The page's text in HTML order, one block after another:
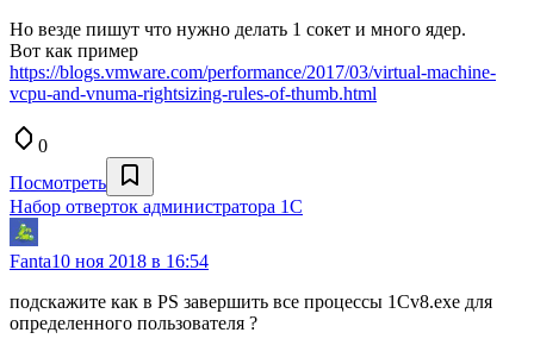
Но везде пишут что нужно делать 1 сокет и много ядер.
Вот как пример
https://blogs.vmware.com/performance/2017/03/virtual-machine-
vcpu-and-vnuma-rightsizing-rules-of-thumb.html
0
Посмотреть
Набор отверток администратора 1С
Fanta10 ноя 2018 в 16:54
подскажите как в PS завершить все процессы 1Сv8.exe для
определенного пользователя ?